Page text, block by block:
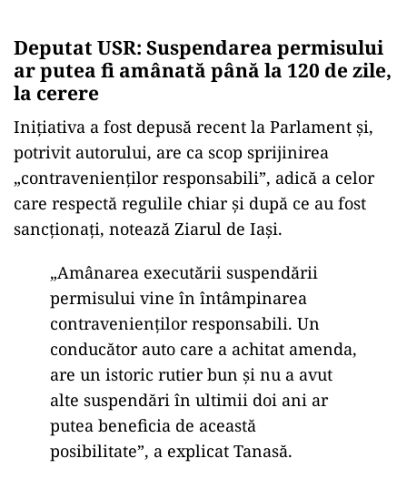
Deputat USR: Suspendarea permisului
ar putea fi amânată până la 120 de zile,
la cerere
Inițiativa a fost depusă recent la Parlament și,
potrivit autorului, are ca scop sprijinirea
„contravenienților responsabili”, adică a celor
care respectă regulile chiar și după ce au fost
sancționați, notează Ziarul de Iaşi.
„Amânarea executării suspendării
permisului vine în întâmpinarea
contravenienților responsabili. Un
conducător auto care a achitat amenda,
are un istoric rutier bun și nu a avut
alte suspendări în ultimii doi ani ar
putea beneficia de această
posibilitate”, a explicat Tanasă.